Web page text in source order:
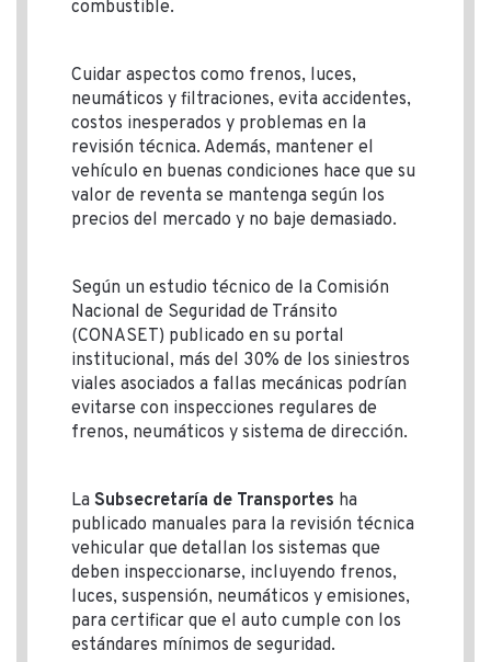
combustible.
Cuidar aspectos como frenos, luces,
neumáticos y filtraciones, evita accidentes,
costos inesperados y problemas en la
revisión técnica. Además, mantener el
vehículo en buenas condiciones hace que su
valor de reventa se mantenga según los
precios del mercado y no baje demasiado.
Según un estudio técnico de la Comisión
Nacional de Seguridad de Tránsito
(CONASET) publicado en su portal
institucional, más del 30% de los siniestros
viales asociados a fallas mecánicas podrían
evitarse con inspecciones regulares de
frenos, neumáticos y sistema de dirección.
La Subsecretaría de Transportes ha
publicado manuales para la revisión técnica
vehicular que detallan los sistemas que
deben inspeccionarse, incluyendo frenos,
luces, suspensión, neumáticos y emisiones,
para certificar que el auto cumple con los
estándares mínimos de seguridad.